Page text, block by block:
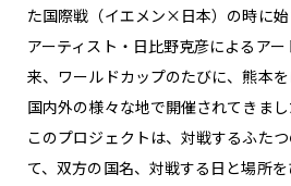
た国際戦（イエメン×日本）の時に始
アーティスト・日比野克彦によるア
来、ワールドカップのたびに、熊本を
国内外の様々な地で開催されてきまし
このプロジェクトは、対戦するふた
て、双方の国名、対戦する日と場所を